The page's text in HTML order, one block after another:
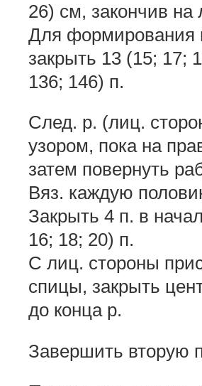
26) см, закончив на
Для формирования
закрыть 13 (15; 17;
136; 146) п.
След. р. (лиц.
узором, пока на
затем повернуть
Вяз. каждую
Закрыть 4 п. в
16; 18; 20) п.
С лиц. стороны
спицы, закрыть
до конца р.
Завершить вторую